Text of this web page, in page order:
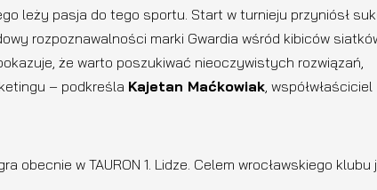
leży pasja do tego sportu. Start w turnieju przyniósł
rozpoznawalności marki Gwardia wśród kibiców
że warto poszukiwać nieoczywistych rozwiązań,
– podkreśla Kajetan Maćkowiak, współwłaściciel
obecnie w TAURON 1. Lidze. Celem wrocławskiego klubu